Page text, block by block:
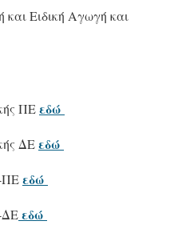
Ειδική Αγωγή και
ΠΕεδώ
ΔΕεδώ
ΠΕεδώ
ΔΕεδώ